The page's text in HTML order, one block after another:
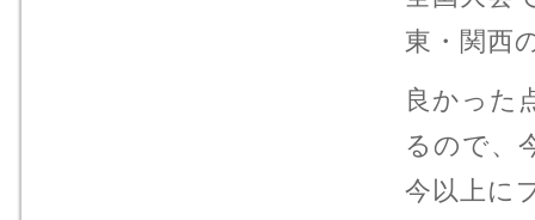
東・関西
良かった
るので、
今以上に